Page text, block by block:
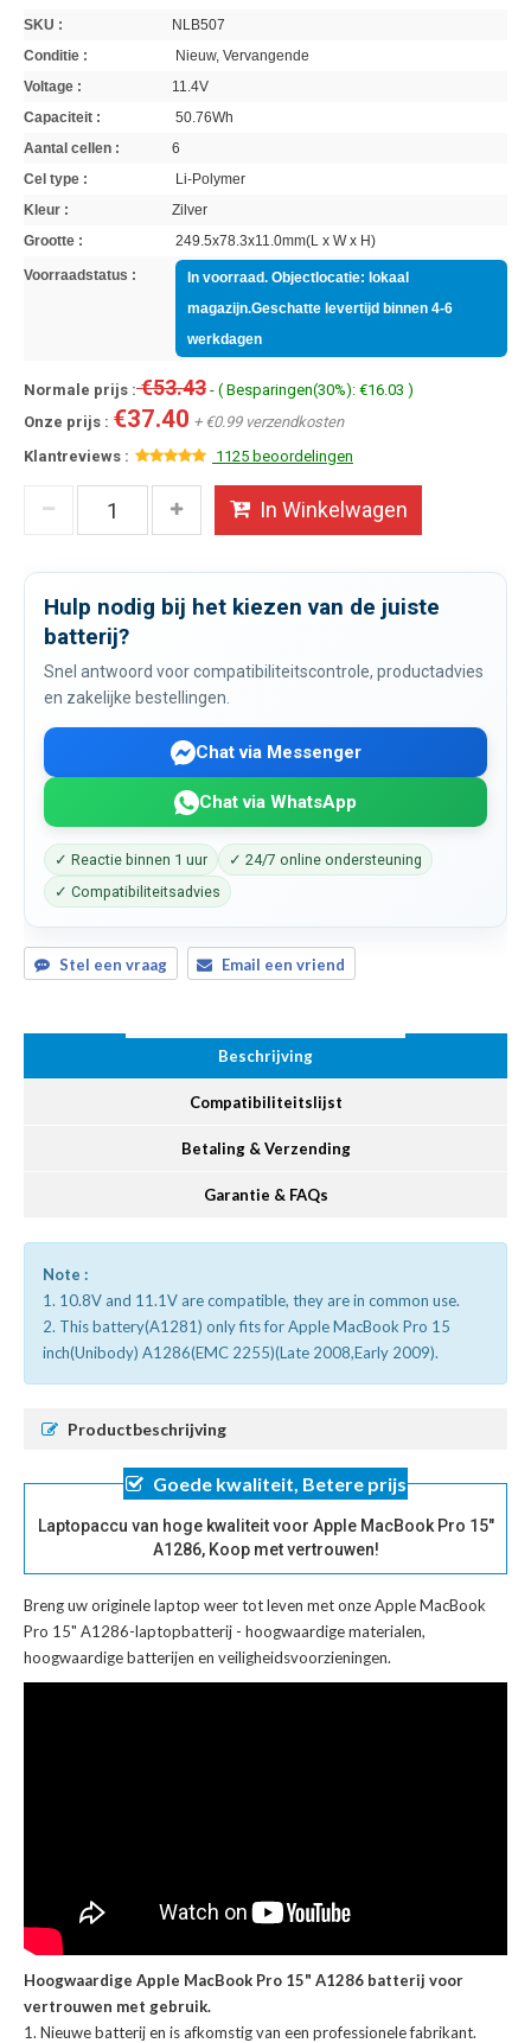
SKU :
NLB507
Conditie :
Nieuw, Vervangende
Voltage :
11.4V
Capaciteit :
50.76Wh
Aantal cellen :
6
Cel type :
Li-Polymer
Kleur :
Zilver
Grootte :
249.5x78.3x11.0mm(L x W x H)
Voorraadstatus :
In voorraad. Objectlocatie: lokaal
magazijn.Geschatte levertijd binnen 4-6
werkdagen
Normale prijs :€53.43 - ( Besparingen(30%): €16.03 )
Onze prijs : €37.40 + €0.99 verzendkosten
Klantreviews :
1125 beoordelingen
In Winkelwagen
Hulp nodig bij het kiezen van de juiste
batterij?
Snel antwoord voor compatibiliteitscontrole, productadvies
en zakelijke bestellingen.
Chat via Messenger
Chat via WhatsApp
✓ Reactie binnen 1 uur
✓ 24/7 online ondersteuning
✓ Compatibiliteitsadvies
Stel een vraag Email een vriend
Beschrijving
Compatibiliteitslijst
Betaling & Verzending
Garantie & FAQs
Note :
1. 10.8V and 11.1V are compatible, they are in common use.
2. This battery(A1281) only fits for Apple MacBook Pro 15
inch(Unibody) A1286(EMC 2255)(Late 2008,Early 2009).
Productbeschrijving
Goede kwaliteit, Betere prijs
Laptopaccu van hoge kwaliteit voor Apple MacBook Pro 15"
A1286, Koop met vertrouwen!
Breng uw originele laptop weer tot leven met onzeApple MacBook
Pro 15" A1286-laptopbatterij - hoogwaardige materialen,
hoogwaardige batterijen en veiligheidsvoorzieningen.
Hoogwaardige Apple MacBook Pro 15" A1286 batterij voor
vertrouwen met gebruik.
Nieuwe batterij en is afkomstig van een professionele fabrikant.